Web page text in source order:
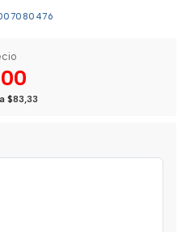
$83,33